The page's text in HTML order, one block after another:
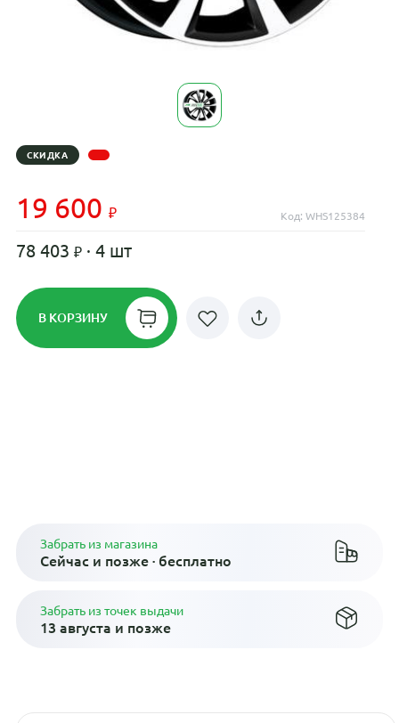
СКИДКА
19 600 Код: WHS125384
78 403 · 4 шт
В КОРЗИНУ
Забрать из магазина
Сейчас и позже · бесплатно
Забрать из точек выдачи
13 августа и позже